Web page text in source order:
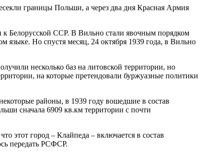
границы Польши, а через два дня Красная Армия
к Белорусской ССР. В Вильно стали явочным порядком
языке. Но спустя месяц, 24 октября 1939 года, в Вильно
несколько баз на литовской территории, но
на которые претендовали буржуазные политики
районы, в 1939 году вошедшие в состав
сначала 6909 кв.км территории с почти
этот город – Клайпеда – включается в состав
передать РСФСР.